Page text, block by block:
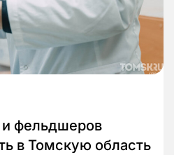
фельдшеров
в Томскую область